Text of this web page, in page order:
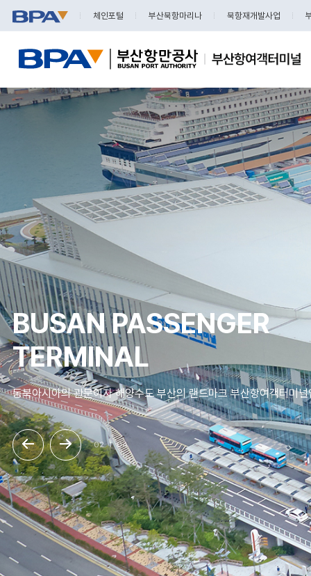
체인포털 부산북항마리나 북항재개발사업
BUSAN PASSENGER
TERMINAL
동북아시아의 관문이자 해양수도 부산의 랜드마크 부산항여객터미널
02 04